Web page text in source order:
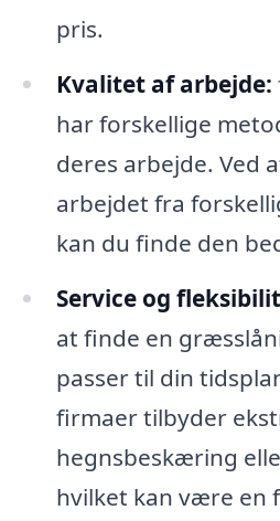
pris.
Kvalitet af arbejde:
har forskellige
deres arbejde. Ved
arbejdet fra
kan du finde den
Service og
at finde en
passer til din
firmaer tilbyder
hegnsbeskæring
hvilket kan være en